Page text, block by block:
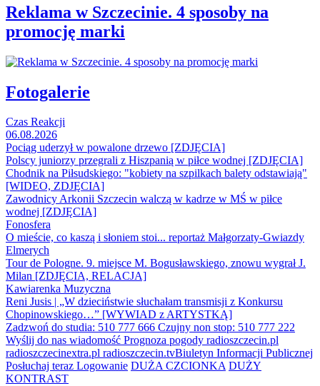
Reklama w Szczecinie. 4 sposoby na
promocję marki
Fotogalerie
Czas Reakcji
06.08.2026
Pociąg uderzył w powalone drzewo [ZDJĘCIA]
Polscy juniorzy przegrali z Hiszpanią w piłce wodnej [ZDJĘCIA]
Chodnik na Piłsudskiego: "kobiety na szpilkach balety odstawiają"
[WIDEO, ZDJĘCIA]
Zawodnicy Arkonii Szczecin walczą w kadrze w MŚ w piłce
wodnej [ZDJĘCIA]
Fonosfera
O mieście, co kaszą i słoniem stoi... reportaż Małgorzaty-Gwiazdy
Elmerych
Tour de Pologne. 9. miejsce M. Bogusławskiego, znowu wygrał J.
Milan [ZDJĘCIA, RELACJA]
Kawiarenka Muzyczna
Reni Jusis | „W dzieciństwie słuchałam transmisji z Konkursu
Chopinowskiego…” [WYWIAD z ARTYSTKĄ]
Zadzwoń do studia: 510 777 666 Czujny non stop: 510 777 222
Wyślij do nas wiadomość Prognoza pogody radioszczecin.pl
radioszczecinextra.pl radioszczecin.tvBiuletyn Informacji Publicznej
Posłuchaj teraz Logowanie DUŻA CZCIONKA DUŻY
KONTRAST